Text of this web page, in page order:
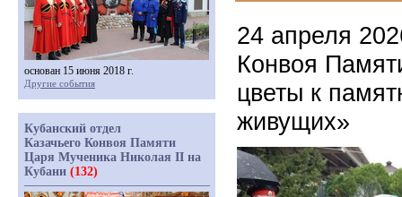
24 апреля
Конвоя
цветы к
живущих»
основан 15 июня 2018 г.
Другие события
Кубанский отдел
Казачьего Конвоя Памяти
Царя Мученика Николая II на
Кубани (132)